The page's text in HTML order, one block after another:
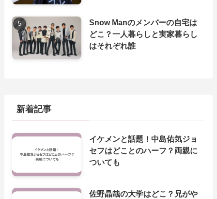
Snow Manのメンバーの自宅は
どこ？一人暮らしと実家暮らし
はそれぞれ誰
新着記事
イケメンと話題！中島佑気ジョ
セフはどことのハーフ？両親に
ついても
佐野晶哉の大学はどこ？兄がや